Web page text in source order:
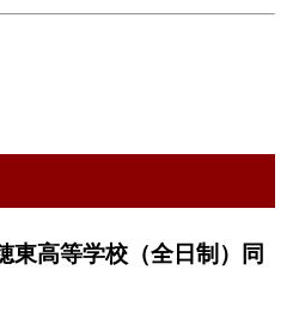
東高等学校（全日制）同